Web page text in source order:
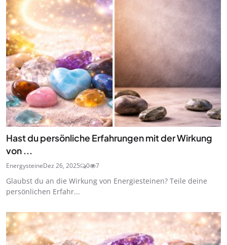
Hast du persönliche Erfahrungen mit der Wirkung
von ...
EnergysteineDez 26, 2025 0 7
Glaubst du an die Wirkung von Energiesteinen? Teile deine
persönlichen Erfahr...